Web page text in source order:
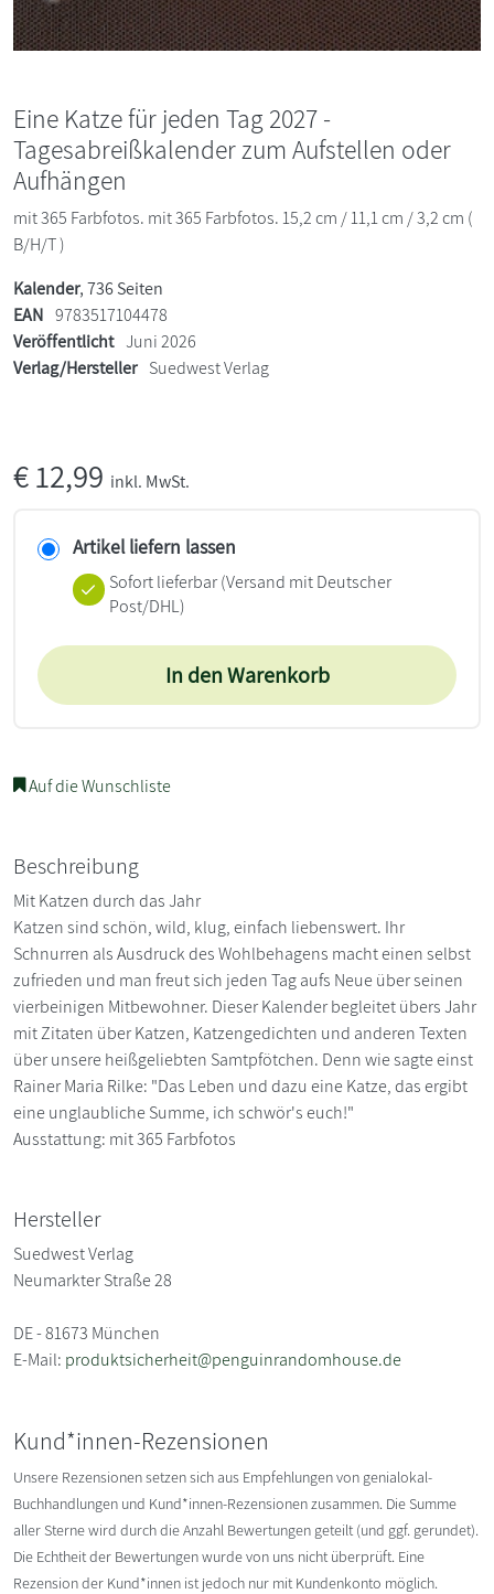
Eine Katze für jeden Tag 2027 -
Tagesabreißkalender zum Aufstellen oder
Aufhängen
mit 365 Farbfotos. mit 365 Farbfotos. 15,2 cm / 11,1 cm / 3,2 cm (
B/H/T )
Kalender, 736 Seiten
EAN 9783517104478
Veröffentlicht Juni 2026
Verlag/Hersteller Suedwest Verlag
€12,99 inkl. MwSt.
Artikel liefern lassen
Sofort lieferbar(Versand mit Deutscher
Post/DHL)
In den Warenkorb
Auf die Wunschliste
Beschreibung
Mit Katzen durch das Jahr
Katzen sind schön, wild, klug, einfach liebenswert. Ihr
Schnurren als Ausdruck des Wohlbehagens macht einen selbst
zufrieden und man freut sich jeden Tag aufs Neue über seinen
vierbeinigen Mitbewohner. Dieser Kalender begleitet übers Jahr
mit Zitaten über Katzen, Katzengedichten und anderen Texten
über unsere heißgeliebten Samtpfötchen. Denn wie sagte einst
Rainer Maria Rilke: "Das Leben und dazu eine Katze, das ergibt
eine unglaubliche Summe, ich schwör's euch!"
Ausstattung: mit 365 Farbfotos
Hersteller
Suedwest Verlag
Neumarkter Straße 28
DE - 81673 München
E-Mail: produktsicherheit@penguinrandomhouse.de
Kund*innen-Rezensionen
Unsere Rezensionen setzen sich aus Empfehlungen von genialokal-
Buchhandlungen und Kund*innen-Rezensionen zusammen. Die Summe
aller Sterne wird durch die Anzahl Bewertungen geteilt (und ggf. gerundet).
Die Echtheit der Bewertungen wurde von uns nicht überprüft. Eine
Rezension der Kund*innen ist jedoch nur mit Kundenkonto möglich.